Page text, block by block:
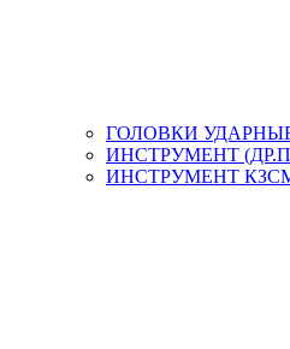
ГОЛОВКИ
ИНСТРУМЕНТ
ИНСТРУМЕНТ